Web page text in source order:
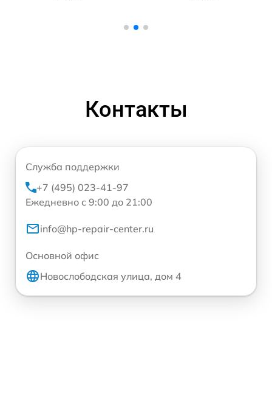
Контакты
Служба поддержки
+7 (495) 023-41-97
Ежедневно с 9:00 до 21:00
info@hp-repair-center.ru
Основной офис
Новослободская улица, дом 4